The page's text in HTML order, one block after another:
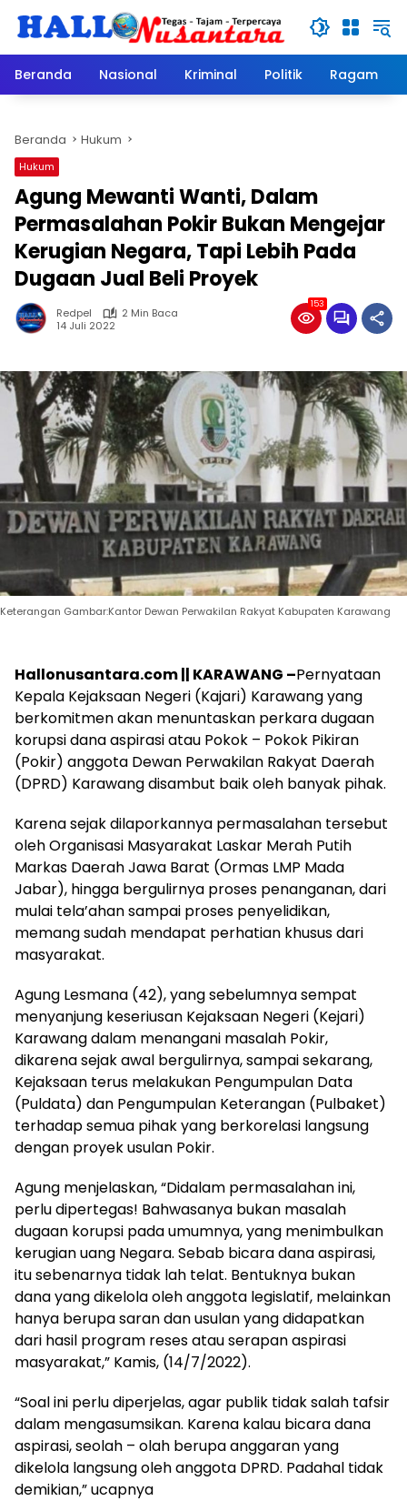
Beranda
Nasional Kriminal Politik Ragam
Beranda Hukum
Hukum
Agung Mewanti Wanti, Dalam
Permasalahan Pokir Bukan Mengejar
Kerugian Negara, Tapi Lebih Pada
Dugaan Jual Beli Proyek
Redpel
2 Min Baca
14 Juli 2022
153
Keterangan Gambar:Kantor Dewan Perwakilan Rakyat Kabupaten Karawang
Hallonusantara.com || KARAWANG –Pernyataan
Kepala Kejaksaan Negeri (Kajari) Karawang yang
berkomitmen akan menuntaskan perkara dugaan
korupsi dana aspirasi atau Pokok – Pokok Pikiran
(Pokir) anggota Dewan Perwakilan Rakyat Daerah
(DPRD) Karawang disambut baik oleh banyak pihak.
Karena sejak dilaporkannya permasalahan tersebut
oleh Organisasi Masyarakat Laskar Merah Putih
Markas Daerah Jawa Barat (Ormas LMP Mada
Jabar), hingga bergulirnya proses penanganan, dari
mulai tela’ahan sampai proses penyelidikan,
memang sudah mendapat perhatian khusus dari
masyarakat.
Agung Lesmana (42), yang sebelumnya sempat
menyanjung keseriusan Kejaksaan Negeri (Kejari)
Karawang dalam menangani masalah Pokir,
dikarena sejak awal bergulirnya, sampai sekarang,
Kejaksaan terus melakukan Pengumpulan Data
(Puldata) dan Pengumpulan Keterangan (Pulbaket)
terhadap semua pihak yang berkorelasi langsung
dengan proyek usulan Pokir.
Agung menjelaskan, “Didalam permasalahan ini,
perlu dipertegas! Bahwasanya bukan masalah
dugaan korupsi pada umumnya, yang menimbulkan
kerugian uang Negara. Sebab bicara dana aspirasi,
itu sebenarnya tidak lah telat. Bentuknya bukan
dana yang dikelola oleh anggota legislatif, melainkan
hanya berupa saran dan usulan yang didapatkan
dari hasil program reses atau serapan aspirasi
masyarakat,” Kamis, (14/7/2022).
“Soal ini perlu diperjelas, agar publik tidak salah tafsir
dalam mengasumsikan. Karena kalau bicara dana
aspirasi, seolah – olah berupa anggaran yang
dikelola langsung oleh anggota DPRD. Padahal tidak
demikian,” ucapnya